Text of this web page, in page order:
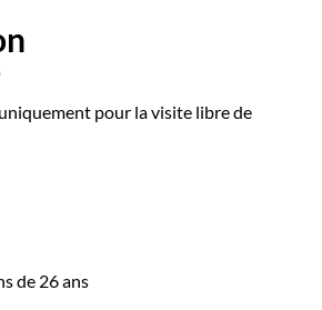
pour la visite libre de
de 26 ans